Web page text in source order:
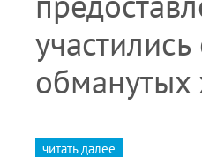
читать далее